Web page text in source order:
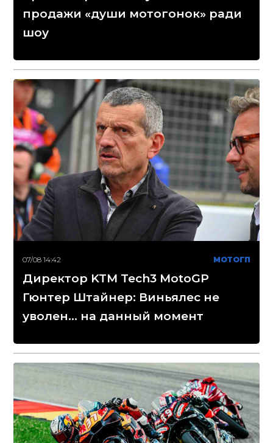
продажи «души мотогонок» ради
шоу
07/08 14:42 МОТОГП
Директор KTM Tech3 MotoGP
Гюнтер Штайнер: Виньялес не
уволен... на данный момент